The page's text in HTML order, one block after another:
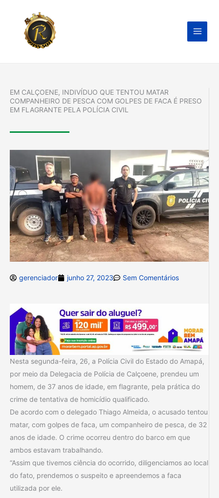
conteúdo
EM CALÇOENE, INDIVÍDUO QUE TENTOU MATAR
COMPANHEIRO DE PESCA COM GOLPES DE FACA É PRESO
EM FLAGRANTE PELA POLÍCIA CIVIL
gerenciador junho 27, 2023 Sem Comentários
Nesta segunda-feira, 26, a Polícia Civil do Estado do Amapá,
por meio da Delegacia de Polícia de Calçoene, prendeu um
homem, de 37 anos de idade, em flagrante, pela prática do
crime de tentativa de homicídio qualificado.
De acordo com o delegado Thiago Almeida, o acusado tentou
matar, com golpes de faca, um companheiro de pesca, de 32
anos de idade. O crime ocorreu dentro do barco em que
ambos estavam trabalhando.
“Assim que tivemos ciência do ocorrido, diligenciamos ao local
do fato, prendemos o suspeito e apreendemos a faca
utilizada por ele.